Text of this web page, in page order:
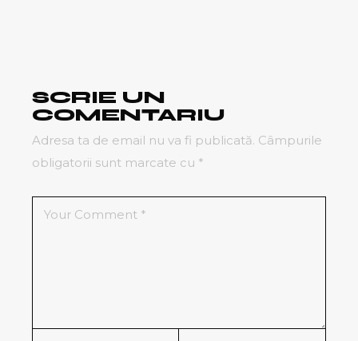
SCRIE UN
COMENTARIU
Adresa ta de email nu va fi publicată. Câmpurile
obligatorii sunt marcate cu *